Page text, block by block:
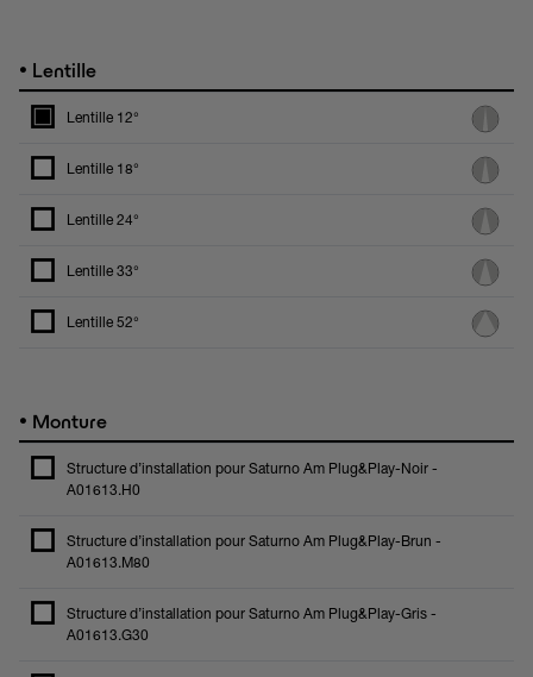
• Lentille
Lentille 12°
Lentille 18°
Lentille 24°
Lentille 33°
Lentille 52°
• Monture
Structure d’installation pour Saturno Am Plug&Play-Noir -
A01613.H0
Structure d’installation pour Saturno Am Plug&Play-Brun -
A01613.M80
Structure d’installation pour Saturno Am Plug&Play-Gris -
A01613.G30